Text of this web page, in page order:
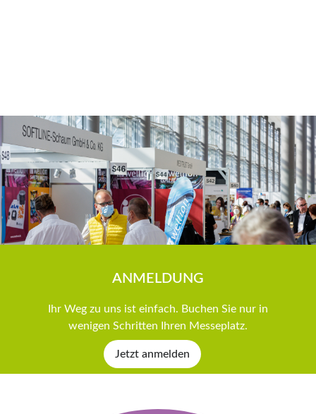
ANMELDUNG
Ihr Weg zu uns ist einfach. Buchen Sie nur in
wenigen Schritten Ihren Messeplatz.
Jetzt anmelden